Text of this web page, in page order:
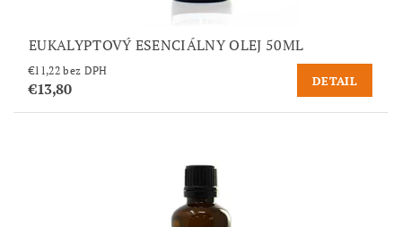
EUKALYPTOVÝ ESENCIÁLNY OLEJ 50ML
€11,22 bez DPH
€13,80 DETAIL